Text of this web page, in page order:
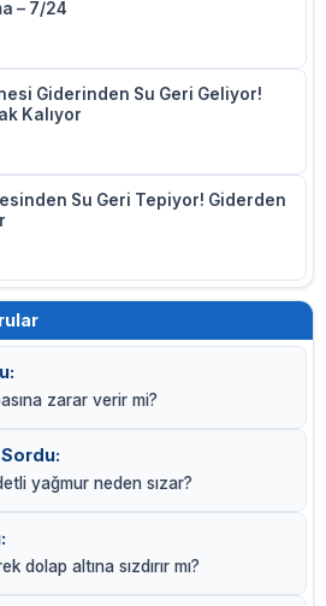
– 7/24
Giderinden Su Geri Geliyor!
Kalıyor
Su Geri Tepiyor! Giderden
zarar verir mi?
Sordu:
yağmur neden sızar?
dolap altına sızdırır mı?